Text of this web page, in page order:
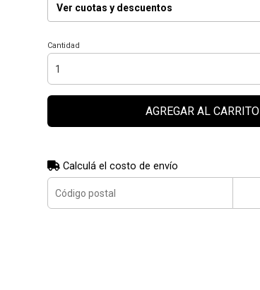
Ver cuotas y descuentos
Cantidad
AGREGAR AL CARRITO
Calculá el costo de envío